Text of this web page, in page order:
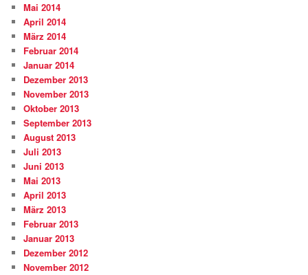
Mai 2014
April 2014
März 2014
Februar 2014
Januar 2014
Dezember 2013
November 2013
Oktober 2013
September 2013
August 2013
Juli 2013
Juni 2013
Mai 2013
April 2013
März 2013
Februar 2013
Januar 2013
Dezember 2012
November 2012